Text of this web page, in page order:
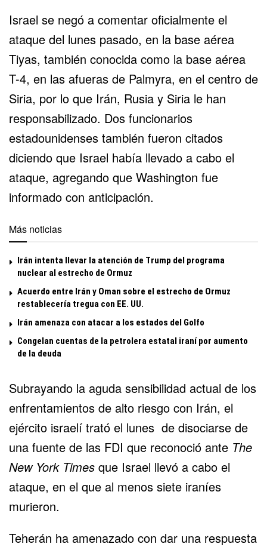
Israel se negó a comentar oficialmente el
ataque del lunes pasado, en la base aérea
Tiyas, también conocida como la base aérea
T-4, en las afueras de Palmyra, en el centro de
Siria, por lo que Irán, Rusia y Siria le han
responsabilizado. Dos funcionarios
estadounidenses también fueron citados
diciendo que Israel había llevado a cabo el
ataque, agregando que Washington fue
informado con anticipación.
Más noticias
Irán intenta llevar la atención de Trump del programa
nuclear al estrecho de Ormuz
Acuerdo entre Irán y Oman sobre el estrecho de Ormuz
restablecería tregua con EE. UU.
Irán amenaza con atacar a los estados del Golfo
Congelan cuentas de la petrolera estatal iraní por aumento
de la deuda
Subrayando la aguda sensibilidad actual de los
enfrentamientos de alto riesgo con Irán, el
ejército israelí trató el lunes de disociarse de
una fuente de las FDI que reconoció ante The
New York Times que Israel llevó a cabo el
ataque, en el que al menos siete iraníes
murieron.
Teherán ha amenazado con dar una respuesta